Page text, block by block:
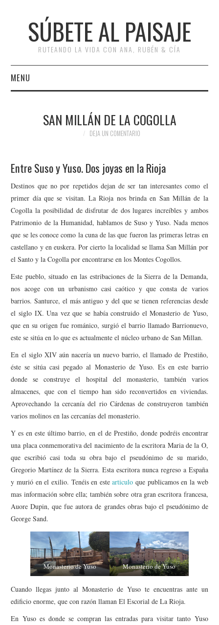
SÚBETE AL PAISAJE
RUTEANDO LA VIDA CON ANA, RUBÉN & CÍA
MENU
MISCELÁNEA
#ARVI
AMIGOS
CONTACTO
SAN MILLÁN DE LA COGOLLA
DEJA UN COMENTARIO
Entre Suso y Yuso. Dos joyas en la Rioja
Destinos que no por repetidos dejan de ser tan interesantes como el
primer día que se visitan. La Rioja nos brinda en San Millán de la
Cogolla la posibilidad de disfrutar de dos lugares increíbles y ambos
Patrimonio de la Humanidad, hablamos de Suso y Yuso. Nada menos
que se les conoce como la cuna de las que fueron las primeras letras en
castellano y en euskera. Por cierto la localidad se llama San Millán por
el Santo y la Cogolla por encontrarse en los Montes Cogollos.
Este pueblo, situado en las estribaciones de la Sierra de la Demanda,
nos acoge con un urbanismo casi caótico y que consta de varios
barrios. Santurce, el más antiguo y del que se tienen referencias desde
el siglo IX. Una vez que se había construido el Monasterio de Yuso,
que en su origen fue románico, surgió el barrio llamado Barrionuevo,
este se sitúa en lo que es actualmente el núcleo urbano de San Millan.
En el siglo XIV aún nacería un nuevo barrio, el llamado de Prestiño,
éste se sitúa casi pegado al Monasterio de Yuso. Es en este barrio
donde se construye el hospital del monasterio, también varios
almacenes, que con el tiempo han sido reconvertidos en viviendas.
Aprovechando la cercanía del rio Cárdenas de construyeron también
varios molinos en las cercanías del monasterio.
Y es en este último barrio, en el de Prestiño, donde podréis encontrar
una placa conmemorativa del nacimiento de la escritora Maria de la O,
que escribió casi toda su obra bajo el pseudónimo de su marido,
Gregorio Martínez de la Sierra. Esta escritora nunca regreso a España
y murió en el exilio. Tenéis en estearticuloque publicamos en la web
mas información sobre ella; también sobre otra gran escritora francesa,
Auore Dupin, que fue autora de grandes obras bajo el pseudónimo de
George Sand.
Monasterio de Yuso Monasterio de Yuso
Cuando llegas junto al Monasterio de Yuso te encuentras ante un
edificio enorme, que con razón llaman El Escorial de La Rioja.
En Yuso es donde se compran las entradas para visitar tanto Yuso